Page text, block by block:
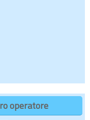
operatore